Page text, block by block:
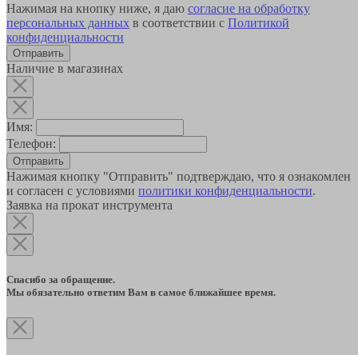
Нажимая на кнопку ниже, я даю согласие на обработку
персональных данных в соответствии с Политикой
конфиденциальности
Наличие в магазинах
Имя:
Телефон:
Отправить
Нажимая кнопку "Отправить" подтверждаю, что я ознакомлен
и согласен с условиями политики конфиденциальности.
Заявка на прокат инструмента
Спасибо за обращение.
Мы обязательно ответим Вам в самое ближайшее время.